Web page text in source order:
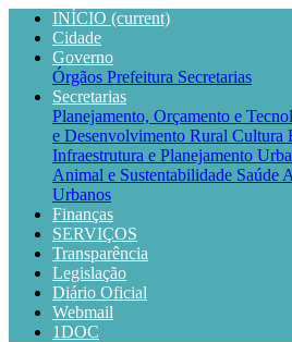
INÍCIO (current)
Cidade
Governo
Órgãos Prefeitura Secretarias
Secretarias
Planejamento, Orçamento e
e Desenvolvimento Rural Cultura
Infraestrutura e Planejamento
Animal e Sustentabilidade Saúde
Urbanos
Finanças
SERVIÇOS
Transparência
Legislação
Diário Oficial
Webmail
1DOC